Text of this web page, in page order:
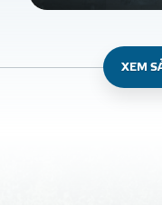
XEM